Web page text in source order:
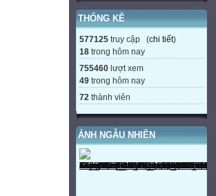
THỐNG KÊ
577125 truy cập (chi tiết)
18 trong hôm nay
755460 lượt xem
49 trong hôm nay
72 thành viên
ẢNH NGẪU NHIÊN